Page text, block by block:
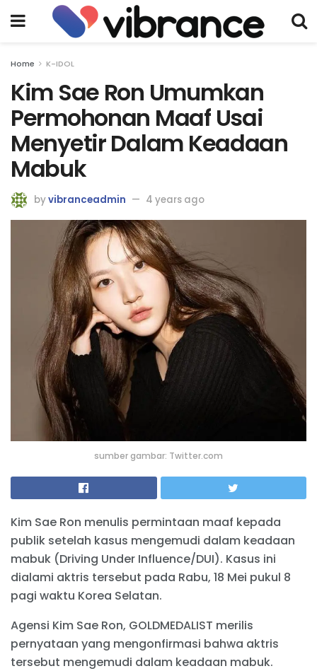
Home K-IDOL
Kim Sae Ron Umumkan
Permohonan Maaf Usai
Menyetir Dalam Keadaan
Mabuk
byvibranceadmin 4 years ago
sumber gambar: Twitter.com
Kim Sae Ron menulis permintaan maaf kepada
publik setelah kasus mengemudi dalam keadaan
mabuk (Driving Under Influence/DUI). Kasus ini
dialami aktris tersebut pada Rabu, 18 Mei pukul 8
pagi waktu Korea Selatan.
Agensi Kim Sae Ron, GOLDMEDALIST merilis
pernyataan yang mengonfirmasi bahwa aktris
tersebut mengemudi dalam keadaan mabuk.